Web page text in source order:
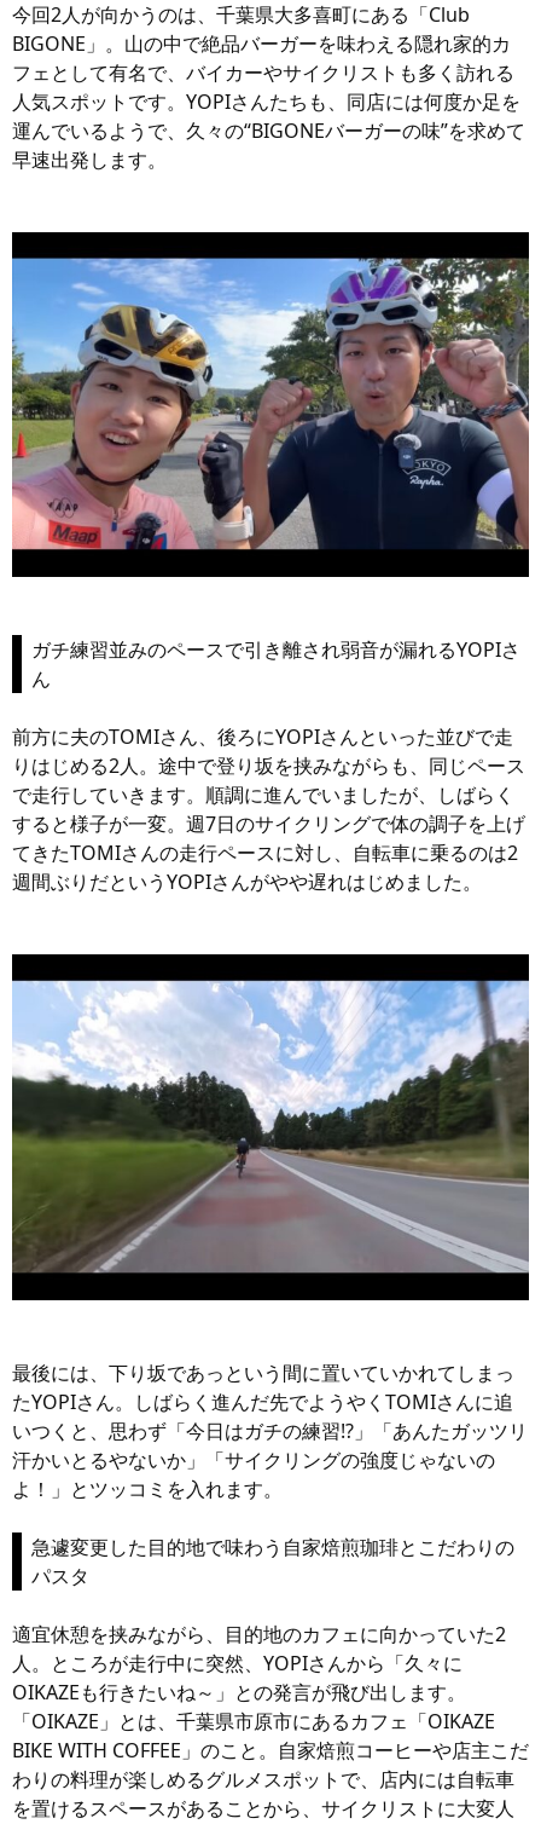
今回2人が向かうのは、千葉県大多喜町にある「Club
BIGONE」。山の中で絶品バーガーを味わえる隠れ家的カ
フェとして有名で、バイカーやサイクリストも多く訪れる
人気スポットです。YOPIさんたちも、同店には何度か足を
運んでいるようで、久々の“BIGONEバーガーの味”を求めて
早速出発します。
ガチ練習並みのペースで引き離され弱音が漏れるYOPIさ
ん
前方に夫のTOMIさん、後ろにYOPIさんといった並びで走
りはじめる2人。途中で登り坂を挟みながらも、同じペース
で走行していきます。順調に進んでいましたが、しばらく
すると様子が一変。週7日のサイクリングで体の調子を上げ
てきたTOMIさんの走行ペースに対し、自転車に乗るのは2
週間ぶりだというYOPIさんがやや遅れはじめました。
最後には、下り坂であっという間に置いていかれてしまっ
たYOPIさん。しばらく進んだ先でようやくTOMIさんに追
いつくと、思わず「今日はガチの練習!?」「あんたガッツリ
汗かいとるやないか」「サイクリングの強度じゃないの
よ！」とツッコミを入れます。
急遽変更した目的地で味わう自家焙煎珈琲とこだわりの
パスタ
適宜休憩を挟みながら、目的地のカフェに向かっていた2
人。ところが走行中に突然、YOPIさんから「久々に
OIKAZEも行きたいね～」との発言が飛び出します。
「OIKAZE」とは、千葉県市原市にあるカフェ「OIKAZE
BIKE WITH COFFEE」のこと。自家焙煎コーヒーや店主こだ
わりの料理が楽しめるグルメスポットで、店内には自転車
を置けるスペースがあることから、サイクリストに大変人